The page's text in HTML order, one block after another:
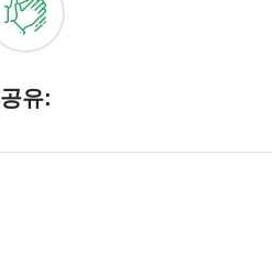
공유: